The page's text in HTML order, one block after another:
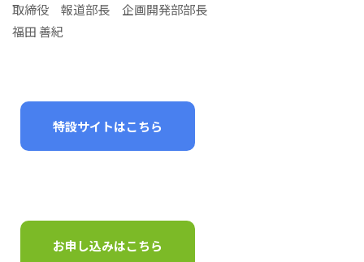
取締役 報道部長 企画開発部部長
福田 善紀
特設サイトはこちら
お申し込みはこちら